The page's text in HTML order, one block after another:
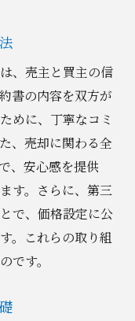
却計画
イスの活用法
の重要性
制改正情報
功事例に学ぶ
共通点
る要因
ノウハウ
めの成功事例
、売主と買主の信
書の内容を双方が
めに、丁寧なコミ
、売却に関わる全
、安心感を提供
す。さらに、第三
で、価格設定に公
。これらの取り組
です。